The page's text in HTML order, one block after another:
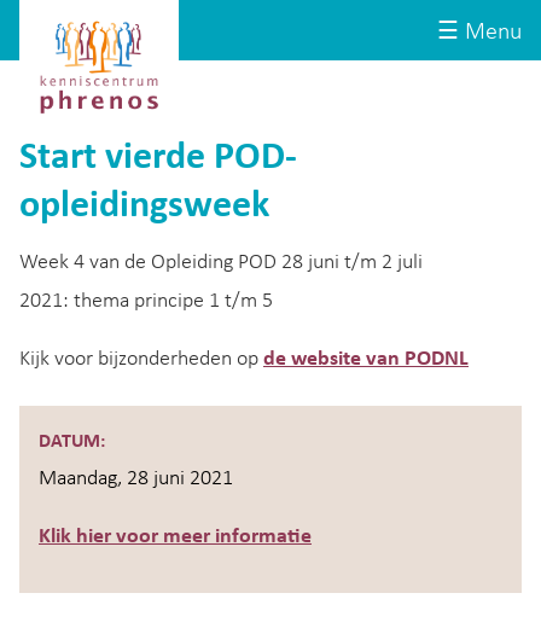
☰ Menu
Kenniscentrum
Phrenos
website
Start vierde POD-
opleidingsweek
Week 4 van de Opleiding POD 28 juni t/m 2 juli
2021: thema principe 1 t/m 5
Kijk voor bijzonderheden op de website van PODNL
DATUM:
Maandag, 28 juni 2021
Klik hier voor meer informatie